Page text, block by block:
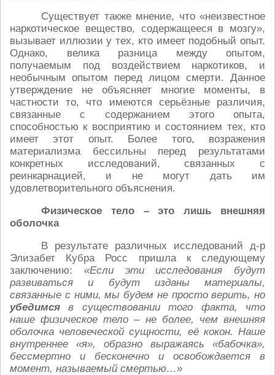
Существует также мнение, что «неизвестное
наркотическое вещество, содержащееся в мозгу»,
вызывает иллюзии у тех, кто имеет подобный опыт.
Однако, велика разница между опытом,
получаемым под воздействием наркотиков, и
необычным опытом перед лицом смерти. Данное
утверждение не объясняет многие моменты, в
частности то, что имеются серьёзные различия,
связанные с содержанием этого опыта,
способностью к восприятию и состоянием тех, кто
имеет этот опыт. Более того, возражения
материализма бессильны перед результатами
конкретных исследований, связанных с
реинкарнацией, и не могут дать им
удовлетворительного объяснения.
Физическое тело – это лишь внешняя
оболочка
В результате различных исследований д-р
Элизабет Кубра Росс пришла к следующему
заключению: «Если эти исследования будут
развиваться и будут изданы материалы,
связанные с ними, мы будем не просто верить, но
убедимся в существовании того факта, что
наше физическое тело – не более, чем внешняя
оболочка человеческой сущности, её кокон. Наше
внутреннее «я», образно выражаясь «бабочка»,
бессмертно и бесконечно и освобождается в
момент, называемый смертью…»